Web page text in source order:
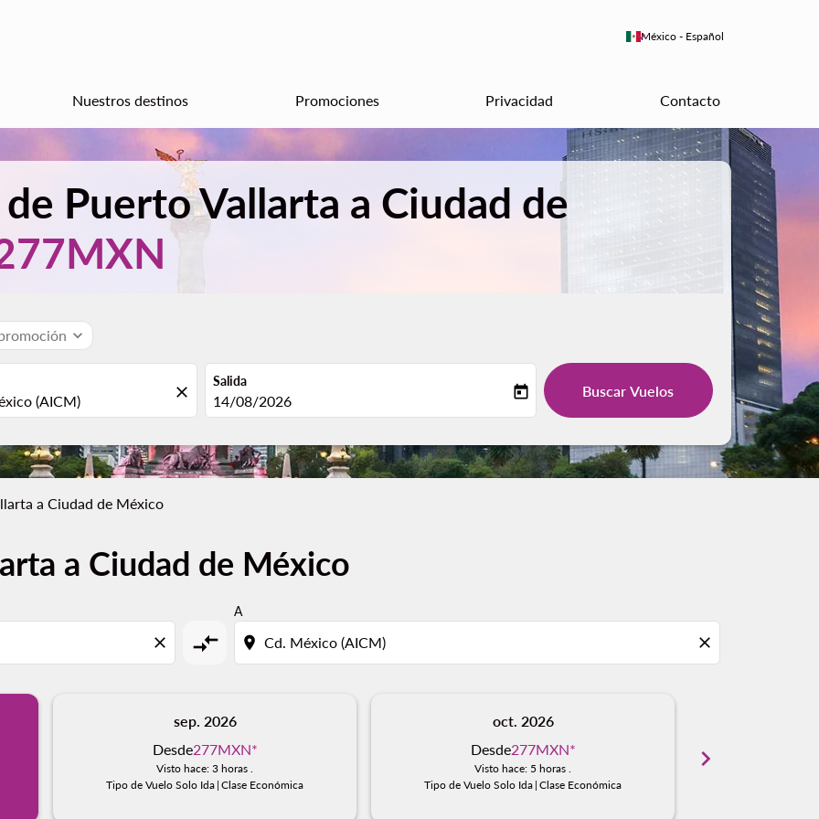
México - Español
keyboard_arrow_down
Nuestros destinos Promociones Privacidad Contacto
Puerto Vallarta a Ciudad de
expand_more
close
Salida
fc-booking-departure-date-aria-label
14/08/2026 today Buscar Vuelos
a Ciudad de México
a Ciudad de México
close compare_arrows
A
location_on close
sep. 2026
Desde277MXN*
Visto hace: 3 horas .
Tipo de Vuelo Solo Ida | Clase Económica
oct. 2026
Desde277MXN*
Visto hace: 5 horas .
Tipo de Vuelo Solo Ida | Clase Económica
chevron_right